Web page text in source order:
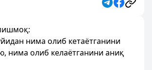
нима олиб кетаётганини
нима олиб келаётганини аниқ